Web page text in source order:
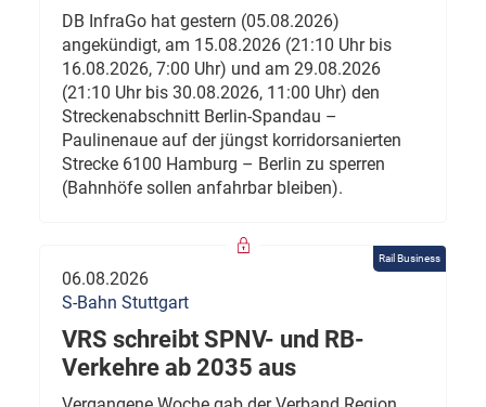
DB InfraGo hat gestern (05.08.2026)
angekündigt, am 15.08.2026 (21:10 Uhr bis
16.08.2026, 7:00 Uhr) und am 29.08.2026
(21:10 Uhr bis 30.08.2026, 11:00 Uhr) den
Streckenabschnitt Berlin-Spandau –
Paulinenaue auf der jüngst korridorsanierten
Strecke 6100 Hamburg – Berlin zu sperren
(Bahnhöfe sollen anfahrbar bleiben).
Rail Business
06.08.2026
S-Bahn Stuttgart
VRS schreibt SPNV- und RB-
Verkehre ab 2035 aus